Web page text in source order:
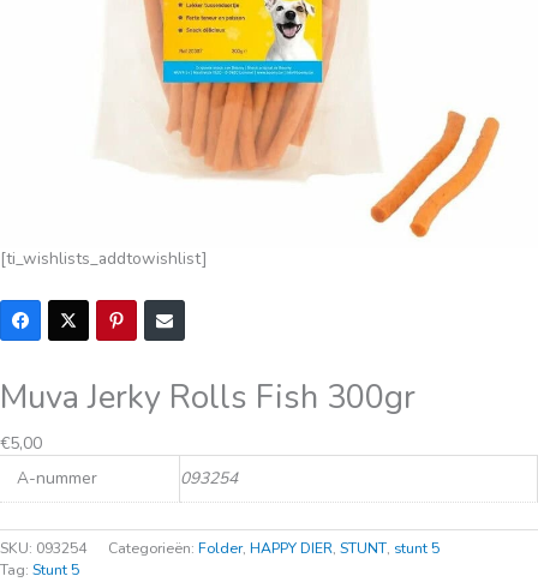
[ti_wishlists_addtowishlist]
Muva Jerky Rolls Fish 300gr
Oorspronkelijke
prijs
was:
€7,45.
€5,00Huidige
prijs
is:
€5,00.
A-nummer 093254
SKU: 093254 Categorieën: Folder, HAPPY DIER, STUNT, stunt 5
Tag: Stunt 5